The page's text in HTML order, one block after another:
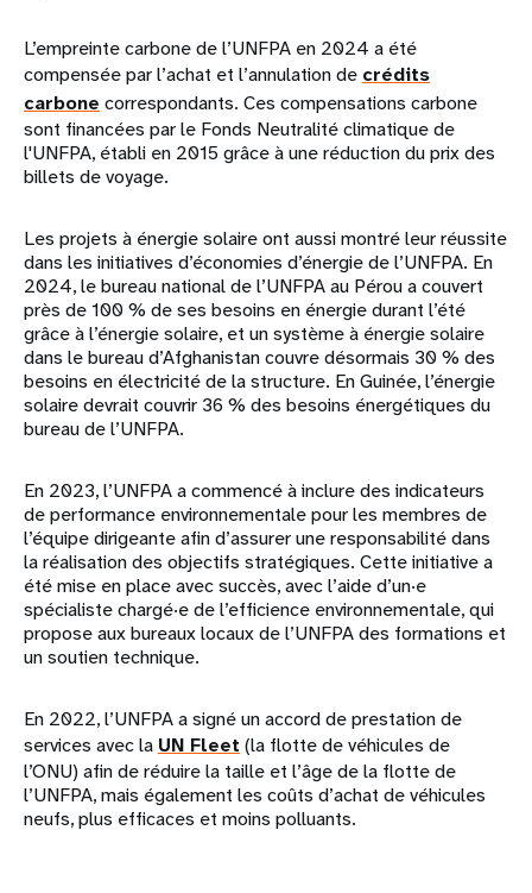
L’empreinte carbone de l’UNFPA en 2024 a été
compensée par l’achat et l’annulation de crédits
carbone correspondants. Ces compensations carbone
sont financées par le Fonds Neutralité climatique de
l'UNFPA, établi en 2015 grâce à une réduction du prix des
billets de voyage.
Les projets à énergie solaire ont aussi montré leur réussite
dans les initiatives d’économies d’énergie de l’UNFPA. En
2024, le bureau national de l’UNFPA au Pérou a couvert
près de 100 % de ses besoins en énergie durant l’été
grâce à l’énergie solaire, et un système à énergie solaire
dans le bureau d’Afghanistan couvre désormais 30 % des
besoins en électricité de la structure. En Guinée, l’énergie
solaire devrait couvrir 36 % des besoins énergétiques du
bureau de l’UNFPA.
En 2023, l’UNFPA a commencé à inclure des indicateurs
de performance environnementale pour les membres de
l’équipe dirigeante afin d’assurer une responsabilité dans
la réalisation des objectifs stratégiques. Cette initiative a
été mise en place avec succès, avec l’aide d’un·e
spécialiste chargé·e de l’efficience environnementale, qui
propose aux bureaux locaux de l’UNFPA des formations et
un soutien technique.
En 2022, l’UNFPA a signé un accord de prestation de
services avec la UN Fleet (la flotte de véhicules de
l’ONU) afin de réduire la taille et l’âge de la flotte de
l’UNFPA, mais également les coûts d’achat de véhicules
neufs, plus efficaces et moins polluants.